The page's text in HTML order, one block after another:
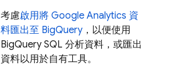
考慮啟用將 Google Analytics 資
料匯出至 BigQuery ，以便使用
BigQuery SQL 分析資料，或匯出
資料以用於自有工具。